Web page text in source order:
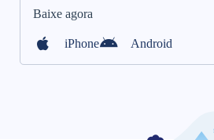
Baixe agora
iPhone Android